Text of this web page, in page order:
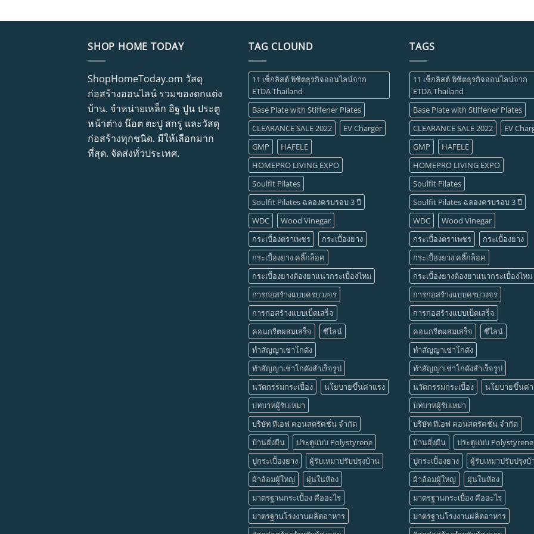
SHOP HOME TODAY
ShopHomeToday.om วัสดุ
ก่อสร้างออนไลน์ รวมของตกแต่ง
บ้าน. จำหน่ายเหล็ก อิฐ ปูน ประตู
หน้าต่าง น๊อต ตะปู สกรู และวัสดุ
ก่อสร้างทุกชนิด. มีให้เลือกมาก
ที่สุด. จัดส่งทั่วประเทศ.
TAG CLOUND
11 เช็กลิสต์ พิชิตธุรกิจออนไลน์จาก
ETDA Thailand
Base Plate with Stiffener Plates
CLEARANCE SALE 2022
EV Charger
GMP
HAFELE
HOMEPRO LIVING EXPO
Soulfit Pilates
Soulfit Pilates ฉลองครบรอบ 3 ปี
WDC
Wood Vinegar
กระเบื้องตราเพชร
กระเบื้องยาง
กระเบื้องยาง คลิ๊กล็อค
กระเบื้องยางต้องยาแนวกระเบื้องไหม
การก่อสร้างแบบครบวงจร
การก่อสร้างแบบเบ็ดเสร็จ
คอนกรีตผสมเสร็จ
ซีไลน์
ทำสัญญาเช่าโกดัง
ทำสัญญาเช่าโกดังสำเร็จรูป
นวัตกรรมกระเบื้อง
นโยบายขึ้นค่าแรง
บทบาทผู้รับเหมา
บริษัท ทีเอฟ คอนสตรัคชั่น จำกัด
บ้านยั่งยืน
ประตูแบบ Polystyrene
ปูกระเบื้องยาง
ผู้รับเหมาปรับปรุงบ้าน
ผ้าอ้อมผู้ใหญ่
ฝุ่นในห้อง
มาตรฐานกระเบื้อง คืออะไร
มาตรฐานโรงงานผลิตอาหาร
TAGS
11 เช็กลิสต์ พิชิตธุรกิจออนไลน์จาก
ETDA Thailand
Base Plate with Stiffener Plates
CLEARANCE SALE 2022
EV
GMP
HAFELE
HOMEPRO LIVING EXPO
Soulfit Pilates
Soulfit Pilates ฉลองครบรอบ 3 ปี
WDC
Wood Vinegar
กระเบื้องตราเพชร
กระเบื้องยาง
กระเบื้องยาง คลิ๊กล็อค
กระเบื้องยางต้องยาแนวกระเบื้องไหม
การก่อสร้างแบบครบวงจร
การก่อสร้างแบบเบ็ดเสร็จ
คอนกรีตผสมเสร็จ
ซีไลน์
ทำสัญญาเช่าโกดัง
ทำสัญญาเช่าโกดังสำเร็จรูป
นวัตกรรมกระเบื้อง
นโยบายขึ้นค่า
บทบาทผู้รับเหมา
บริษัท ทีเอฟ คอนสตรัคชั่น จำกัด
บ้านยั่งยืน
ประตูแบบ Polystyrene
ปูกระเบื้องยาง
ผู้รับเหมาปรับปรุงบ้
ผ้าอ้อมผู้ใหญ่
ฝุ่นในห้อง
มาตรฐานกระเบื้อง คืออะไร
มาตรฐานโรงงานผลิตอาหาร